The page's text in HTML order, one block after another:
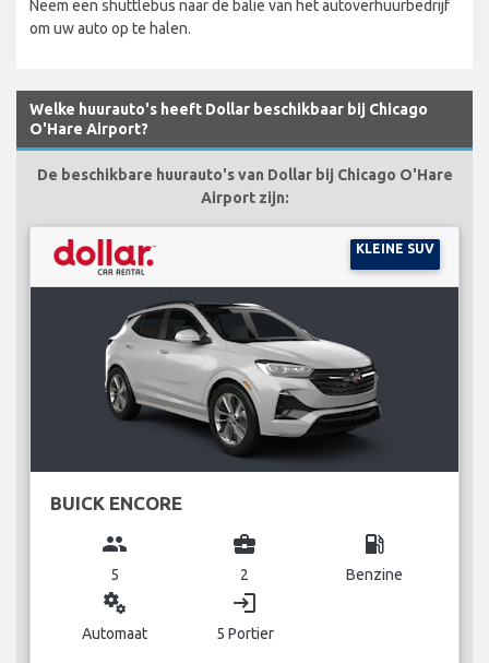
Neem een shuttlebus naar de balie van het autoverhuurbedrijf
om uw auto op te halen.
Welke huurauto's heeft Dollar beschikbaar bij Chicago
O'Hare Airport?
De beschikbare huurauto's van Dollar bij Chicago O'Hare
Airport zijn:
KLEINE SUV
BUICK ENCORE
group
5
business_center
2
local_gas_station
Benzine
miscellaneous_services
Automaat
login
5 Portier